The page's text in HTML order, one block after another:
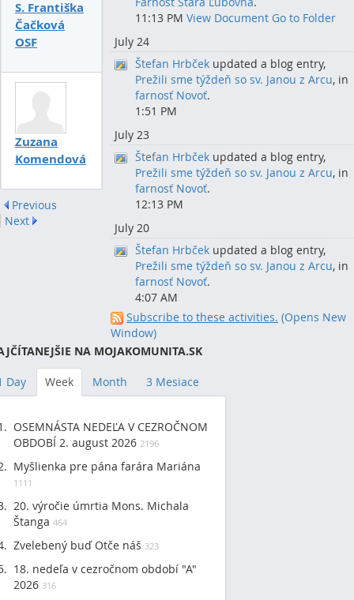
S. Františka
Čačková
OSF
Zuzana
Komendová
Previous
Next
11:13 PM View Document Go to Folder
July 24
Štefan Hrbček updated a blog entry,
Prežili sme týždeň so sv. Janou z Arcu, in
farnosť Novoť.
1:51 PM
July 23
Štefan Hrbček updated a blog entry,
Prežili sme týždeň so sv. Janou z Arcu, in
farnosť Novoť.
12:13 PM
July 20
Štefan Hrbček updated a blog entry,
Prežili sme týždeň so sv. Janou z Arcu, in
farnosť Novoť.
4:07 AM
Subscribe to these activities. (Opens New
Window)
NA MOJAKOMUNITA.SK
Day Week Month 3 Mesiace
OSEMNÁSTA NEDEĽA V CEZROČNOM
OBDOBÍ 2. august 2026 2196
Myšlienka pre pána farára Mariána
1111
20. výročie úmrtia Mons. Michala
Štanga 464
Zvelebený buď Otče náš 323
18. nedeľa v cezročnom období "A"
2026 316